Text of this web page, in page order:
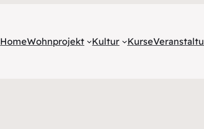
HomeWohnprojekt Kultur Kurse